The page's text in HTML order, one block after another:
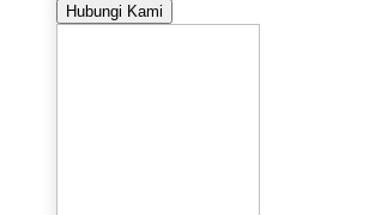
Hubungi Kami